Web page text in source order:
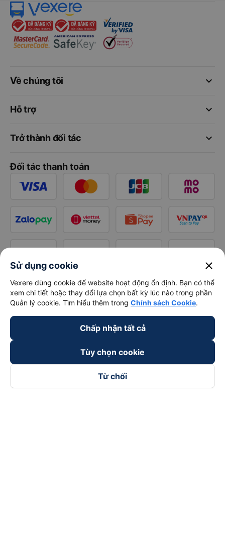
keyboard_arrow_down
Về chúng tôi
keyboard_arrow_down
Hỗ trợ
keyboard_arrow_down
Trở thành đối tác
Đối tác thanh toán
Sử dụng cookie close
Vexere dùng cookie để website hoạt động ổn định. Bạn có thể
xem chi tiết hoặc thay đổi lựa chọn bất kỳ lúc nào trong phần
Quản lý cookie. Tìm hiểu thêm trong Chính sách Cookie.
Chấp nhận tất cả
Tùy chọn cookie
Từ chối